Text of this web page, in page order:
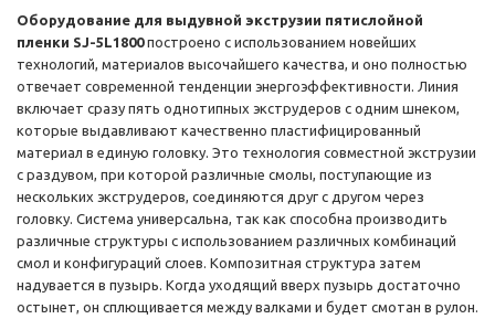
Оборудование для выдувной экструзии пятислойной
пленки SJ-5L1800построено с использованием новейших
технологий, материалов высочайшего качества, и оно полностью
отвечает современной тенденции энергоэффективности. Линия
включает сразу пять однотипных экструдеров с одним шнеком,
которые выдавливают качественно пластифицированный
материал в единую головку. Это технология совместной экструзии
с раздувом, при которой различные смолы, поступающие из
нескольких экструдеров, соединяются друг с другом через
головку. Система универсальна, так как способна производить
различные структуры с использованием различных комбинаций
смол и конфигураций слоев. Композитная структура затем
надувается в пузырь. Когда уходящий вверх пузырь достаточно
остынет, он сплющивается между валками и будет смотан в рулон.